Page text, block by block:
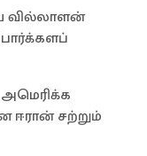
வில்லாளன்
அமெரிக்க
ஈரான் சற்றும்